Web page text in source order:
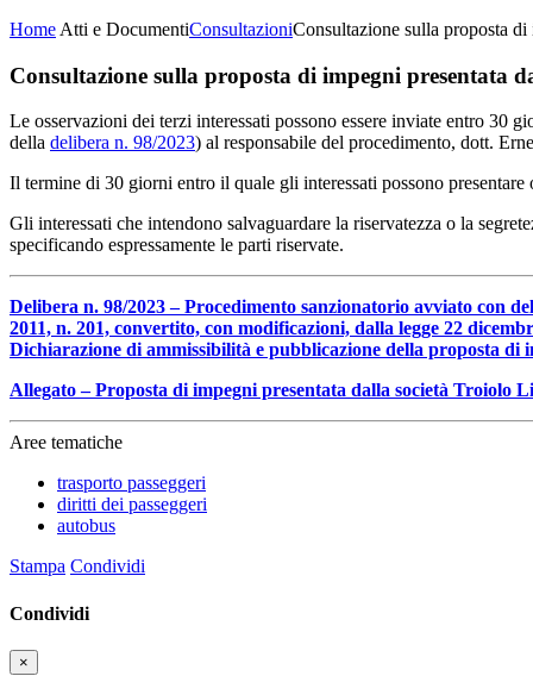
Home Atti e DocumentiConsultazioniConsultazione sulla proposta
Consultazione sulla proposta di impegni presentata
Le osservazioni dei terzi interessati possono essere inviate entro 30
della delibera n. 98/2023) al responsabile del procedimento, dott.
Il termine di 30 giorni entro il quale gli interessati possono
Gli interessati che intendono salvaguardare la riservatezza o la
specificando espressamente le parti riservate.
Delibera n. 98/2023 – Procedimento sanzionatorio avviato con
2011, n. 201, convertito, con modificazioni, dalla legge 22
Dichiarazione di ammissibilità e pubblicazione della proposta di
Allegato – Proposta di impegni presentata dalla società Troiolo
Aree tematiche
trasporto passeggeri
diritti dei passeggeri
autobus
Stampa Condividi
Condividi
×